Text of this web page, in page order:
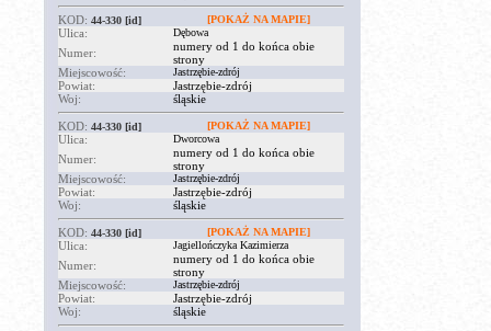
KOD: 44-330 [id] [POKAŻ NA MAPIE]
Ulica: Dębowa
Numer:
numery od 1 do końca obie
strony
Miejscowość:
Jastrzębie-zdrój
Powiat:
Jastrzębie-zdrój
Woj:
śląskie
KOD: 44-330 [id] [POKAŻ NA MAPIE]
Ulica: Dworcowa
Numer:
numery od 1 do końca obie
strony
Miejscowość:
Jastrzębie-zdrój
Powiat:
Jastrzębie-zdrój
Woj:
śląskie
KOD: 44-330 [id] [POKAŻ NA MAPIE]
Ulica: Jagiellończyka Kazimierza
Numer:
numery od 1 do końca obie
strony
Miejscowość:
Jastrzębie-zdrój
Powiat:
Jastrzębie-zdrój
Woj:
śląskie